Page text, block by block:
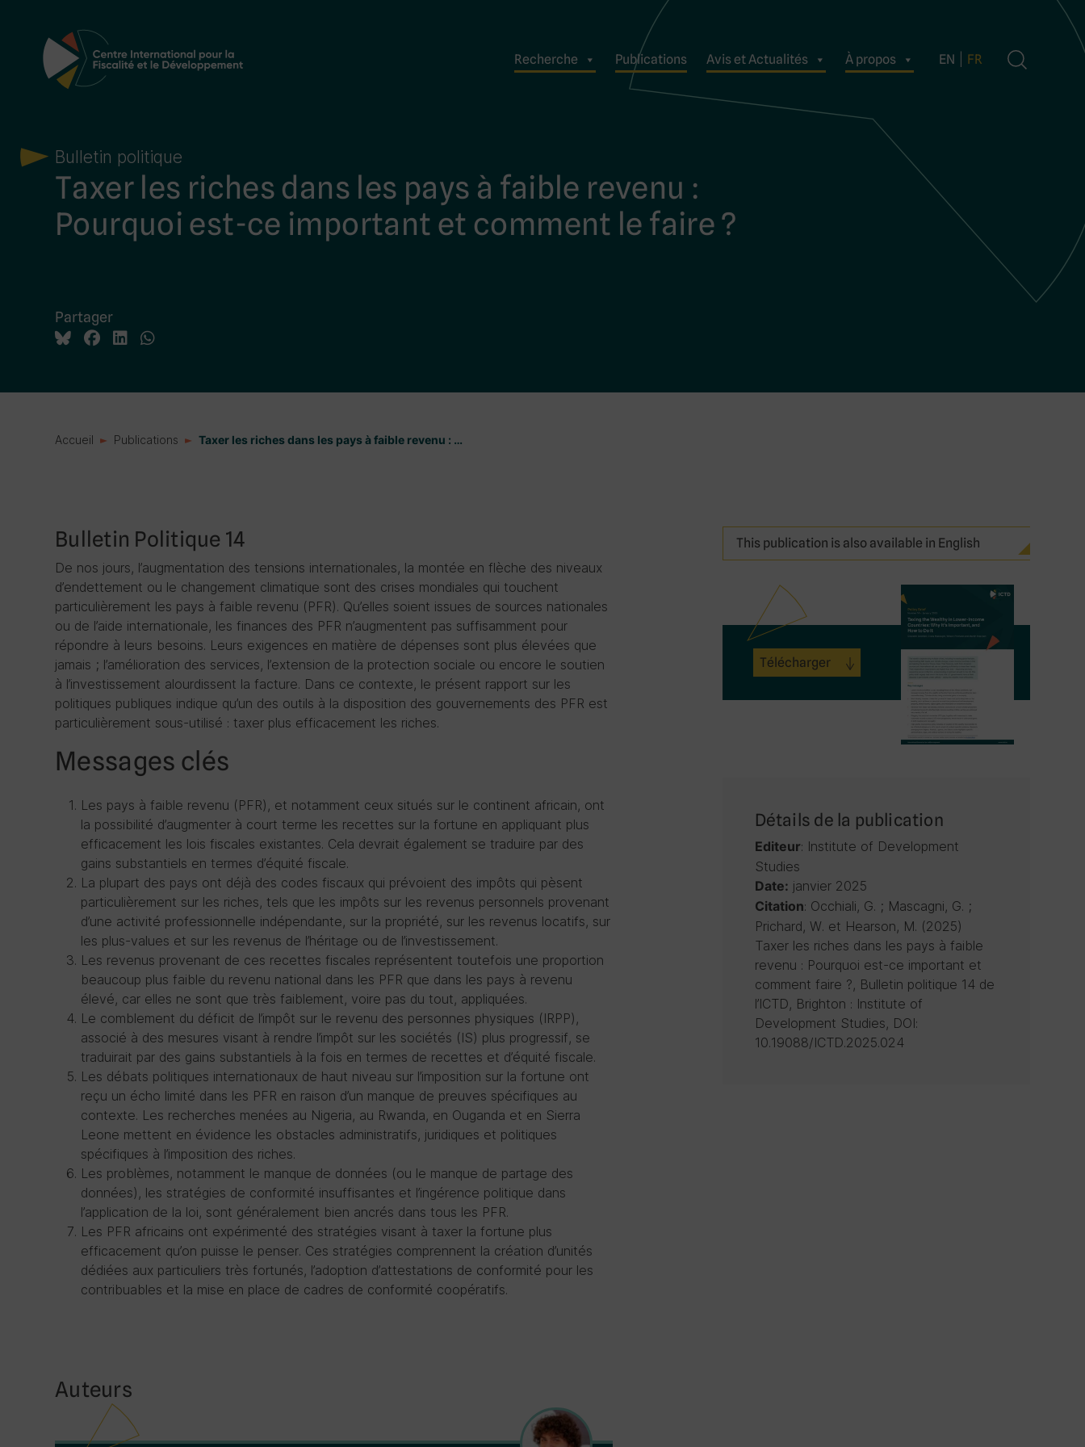
Navigation principale Recherche Publications Avis et Actualités À propos EN FR
Bulletin politique
Taxer les riches dans les pays à faible revenu :
Pourquoi est-ce important et comment le faire ?
Partager
Accueil Publications Taxer les riches dans les pays à faible revenu : …
Bulletin Politique 14
De nos jours, l’augmentation des tensions internationales, la montée en flèche des niveaux
d’endettement ou le changement climatique sont des crises mondiales qui touchent
particulièrement les pays à faible revenu (PFR). Qu’elles soient issues de sources nationales
ou de l’aide internationale, les finances des PFR n’augmentent pas suffisamment pour
répondre à leurs besoins. Leurs exigences en matière de dépenses sont plus élevées que
jamais ; l’amélioration des services, l’extension de la protection sociale ou encore le soutien
à l’investissement alourdissent la facture. Dans ce contexte, le présent rapport sur les
politiques publiques indique qu’un des outils à la disposition des gouvernements des PFR est
particulièrement sous-utilisé : taxer plus efficacement les riches.
Messages clés
Les pays à faible revenu (PFR), et notamment ceux situés sur le continent africain, ont
la possibilité d’augmenter à court terme les recettes sur la fortune en appliquant plus
efficacement les lois fiscales existantes. Cela devrait également se traduire par des
gains substantiels en termes d’équité fiscale.
La plupart des pays ont déjà des codes fiscaux qui prévoient des impôts qui pèsent
particulièrement sur les riches, tels que les impôts sur les revenus personnels provenant
d’une activité professionnelle indépendante, sur la propriété, sur les revenus locatifs, sur
les plus-values et sur les revenus de l’héritage ou de l’investissement.
Les revenus provenant de ces recettes fiscales représentent toutefois une proportion
beaucoup plus faible du revenu national dans les PFR que dans les pays à revenu
élevé, car elles ne sont que très faiblement, voire pas du tout, appliquées.
Le comblement du déficit de l’impôt sur le revenu des personnes physiques (IRPP),
associé à des mesures visant à rendre l’impôt sur les sociétés (IS) plus progressif, se
traduirait par des gains substantiels à la fois en termes de recettes et d’équité fiscale.
Les débats politiques internationaux de haut niveau sur l’imposition sur la fortune ont
reçu un écho limité dans les PFR en raison d’un manque de preuves spécifiques au
contexte. Les recherches menées au Nigeria, au Rwanda, en Ouganda et en Sierra
Leone mettent en évidence les obstacles administratifs, juridiques et politiques
spécifiques à l’imposition des riches.
Les problèmes, notamment le manque de données (ou le manque de partage des
données), les stratégies de conformité insuffisantes et l’ingérence politique dans
l’application de la loi, sont généralement bien ancrés dans tous les PFR.
Les PFR africains ont expérimenté des stratégies visant à taxer la fortune plus
efficacement qu’on puisse le penser. Ces stratégies comprennent la création d’unités
dédiées aux particuliers très fortunés, l’adoption d’attestations de conformité pour les
contribuables et la mise en place de cadres de conformité coopératifs.
Auteurs
This publication is also available in English
Télécharger
Détails de la publication
Editeur: Institute of Development
Studies
Date: janvier 2025
Citation: Occhiali, G. ; Mascagni, G. ;
Prichard, W. et Hearson, M. (2025)
Taxer les riches dans les pays à faible
revenu : Pourquoi est-ce important et
comment faire ?, Bulletin politique 14 de
l’ICTD, Brighton : Institute of
Development Studies, DOI:
10.19088/ICTD.2025.024